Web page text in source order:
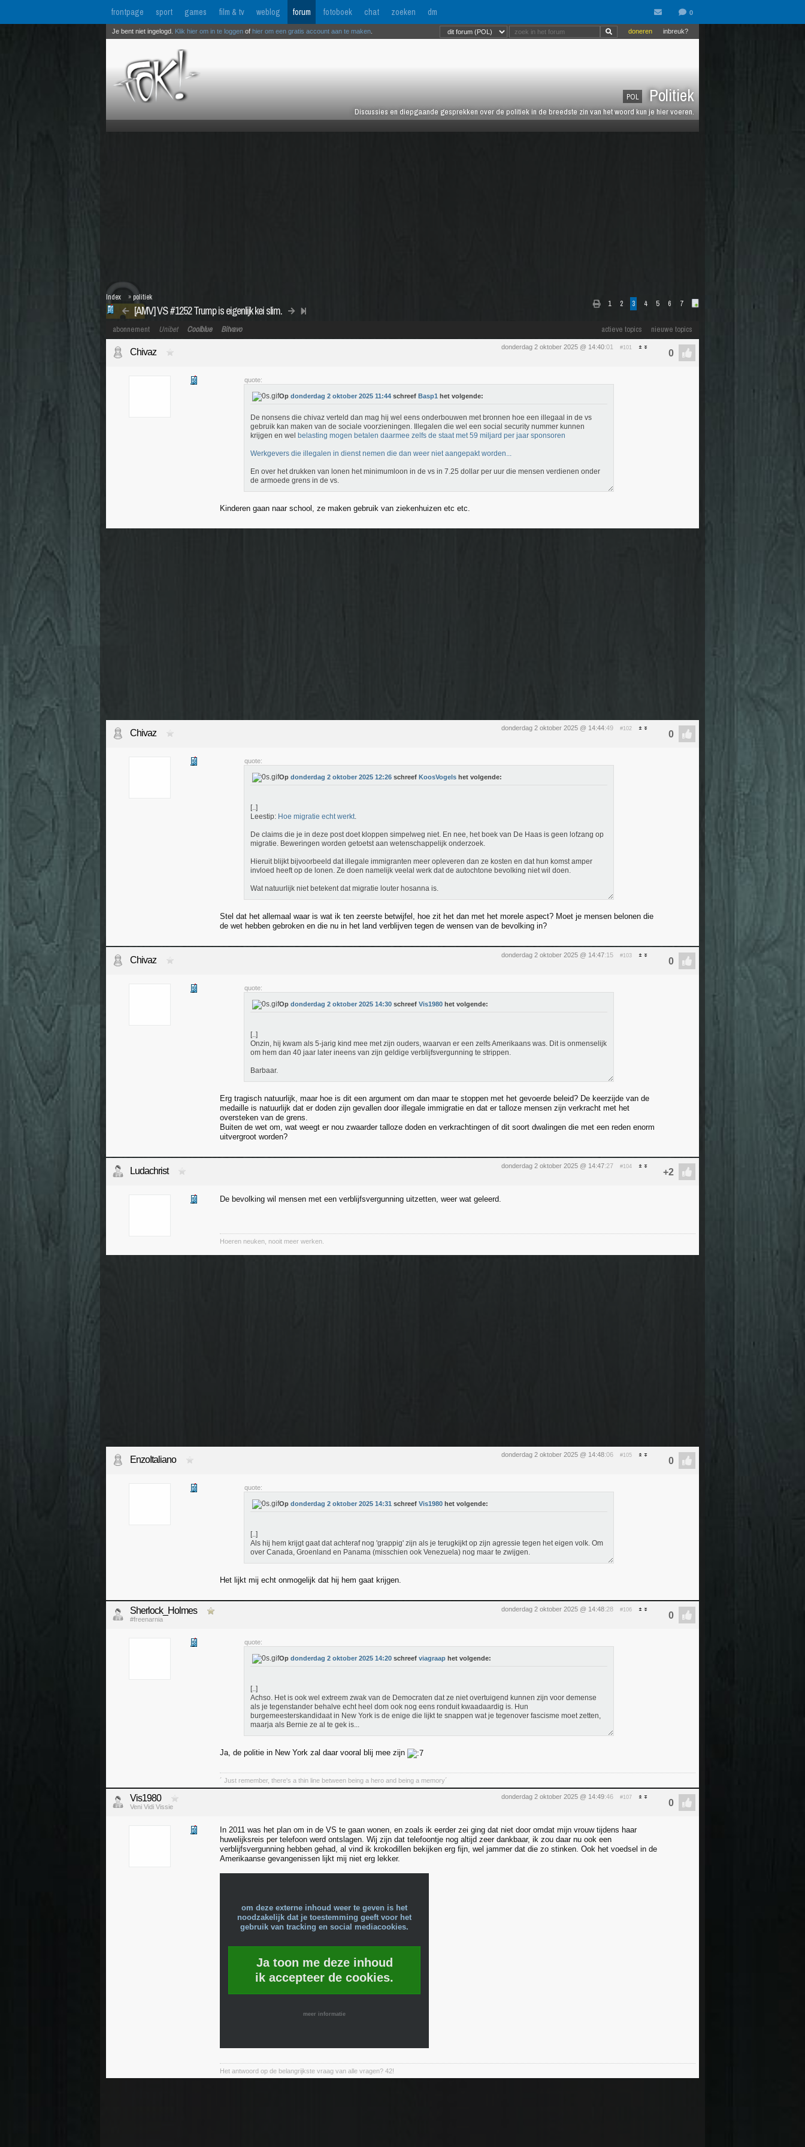
frontpage sport games film & tv weblog forum fotoboek chat zoeken dm
POL Politiek
Discussies en diepgaande gesprekken over de politiek in de breedste zin van het woord kun je hier voeren.
inbreuk?
doneren
Je bent niet ingelogd. Klik hier om in te loggen of hier om een gratis account aan te maken
1 2 3 4 5 6 7
[AMV] VS #1252 Trump is eigenlijk kei slim.
Index » politiek
actieve topics nieuwe topics
abonnement Unibet Coolblue Bitvavo
donderdag 2 oktober 2025 @ 14:40:01 #101
Chivaz
quote:
Op donderdag 2 oktober 2025 11:44 schreef Basp1 het volgende:
De nonsens die chivaz verteld dan mag hij wel eens onderbouwen met bronnen hoe een illegaal in de vs
gebruik kan maken van de sociale voorzieningen. Illegalen die wel een social security nummer kunnen
krijgen en wel belasting mogen betalen daarmee zelfs de staat met 59 miljard per jaar sponsoren
Werkgevers die illegalen in dienst nemen die dan weer niet aangepakt worden...
En over het drukken van lonen het minimumloon in de vs in 7.25 dollar per uur die mensen verdienen onder
de armoede grens in de vs.
Kinderen gaan naar school, ze maken gebruik van ziekenhuizen etc etc.
donderdag 2 oktober 2025 @ 14:44:49 #102
Chivaz
quote:
Op donderdag 2 oktober 2025 12:26 schreef KoosVogels het volgende:
[..]
Leestip: Hoe migratie echt werkt.
De claims die je in deze post doet kloppen simpelweg niet. En nee, het boek van De Haas is geen lofzang op
migratie. Beweringen worden getoetst aan wetenschappelijk onderzoek.
Hieruit blijkt bijvoorbeeld dat illegale immigranten meer opleveren dan ze kosten en dat hun komst amper
invloed heeft op de lonen. Ze doen namelijk veelal werk dat de autochtone bevolking niet wil doen.
Wat natuurlijk niet betekent dat migratie louter hosanna is.
Stel dat het allemaal waar is wat ik ten zeerste betwijfel, hoe zit het dan met het morele aspect? Moet je mensen belonen die
de wet hebben gebroken en die nu in het land verblijven tegen de wensen van de bevolking in?
donderdag 2 oktober 2025 @ 14:47:15 #103
Chivaz
quote:
Op donderdag 2 oktober 2025 14:30 schreef Vis1980 het volgende:
[..]
Onzin, hij kwam als 5-jarig kind mee met zijn ouders, waarvan er een zelfs Amerikaans was. Dit is onmenselijk
om hem dan 40 jaar later ineens van zijn geldige verblijfsvergunning te strippen.
Barbaar.
Erg tragisch natuurlijk, maar hoe is dit een argument om dan maar te stoppen met het gevoerde beleid? De keerzijde van de
medaille is natuurlijk dat er doden zijn gevallen door illegale immigratie en dat er talloze mensen zijn verkracht met het
oversteken van de grens.
Buiten de wet om, wat weegt er nou zwaarder talloze doden en verkrachtingen of dit soort dwalingen die met een reden enorm
uitvergroot worden?
donderdag 2 oktober 2025 @ 14:47:27 #104
Ludachrist
De bevolking wil mensen met een verblijfsvergunning uitzetten, weer wat geleerd.
Hoeren neuken, nooit meer werken.
donderdag 2 oktober 2025 @ 14:48:06 #105
EnzoItaliano
quote:
Op donderdag 2 oktober 2025 14:31 schreef Vis1980 het volgende:
[..]
Als hij hem krijgt gaat dat achteraf nog 'grappig' zijn als je terugkijkt op zijn agressie tegen het eigen volk. Om
over Canada, Groenland en Panama (misschien ook Venezuela) nog maar te zwijgen.
Het lijkt mij echt onmogelijk dat hij hem gaat krijgen.
donderdag 2 oktober 2025 @ 14:48:28 #106
Sherlock_Holmes
#freenarnia
quote:
Op donderdag 2 oktober 2025 14:20 schreef viagraap het volgende:
[..]
Achso. Het is ook wel extreem zwak van de Democraten dat ze niet overtuigend kunnen zijn voor demense
als je tegenstander behalve echt heel dom ook nog eens ronduit kwaadaardig is. Hun
burgemeesterskandidaat in New York is de enige die lijkt te snappen wat je tegenover fascisme moet zetten,
maarja als Bernie ze al te gek is...
Ja, de politie in New York zal daar vooral blij mee zijn
´ Just remember, there's a thin line between being a hero and being a memory´
donderdag 2 oktober 2025 @ 14:49:46 #107
Vis1980
Veni Vidi Vissie
In 2011 was het plan om in de VS te gaan wonen, en zoals ik eerder zei ging dat niet door omdat mijn vrouw tijdens haar
huwelijksreis per telefoon werd ontslagen. Wij zijn dat telefoontje nog altijd zeer dankbaar, ik zou daar nu ook een
verblijfsvergunning hebben gehad, al vind ik krokodillen bekijken erg fijn, wel jammer dat die zo stinken. Ook het voedsel in de
Amerikaanse gevangenissen lijkt mij niet erg lekker.
om deze externe inhoud weer te geven is het
noodzakelijk dat je toestemming geeft voor het
gebruik van tracking en social mediacookies.
Ja toon me deze inhoud
ik accepteer de cookies.
meer informatie
Het antwoord op de belangrijkste vraag van alle vragen? 42!